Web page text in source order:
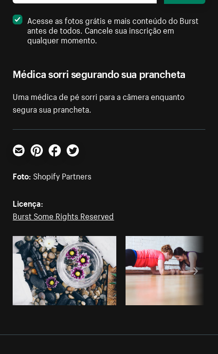
Médica sorri segurando sua prancheta
Uma médica de pé sorri para a câmera enquanto
segura sua prancheta.
Acesse as fotos grátis e mais conteúdo do Burst
antes de todos. Cancele sua inscrição em
qualquer momento.
E-mailPinterestFacebookTwitter
Foto: Shopify Partners
Licença:
Burst Some Rights Reserved